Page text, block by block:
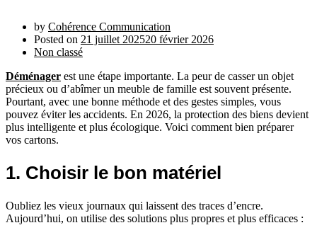
by Cohérence Communication
Posted on 21 juillet 202520 février 2026
Non classé
Déménager est une étape importante. La peur de casser un objet
précieux ou d’abîmer un meuble de famille est souvent présente.
Pourtant, avec une bonne méthode et des gestes simples, vous
pouvez éviter les accidents. En 2026, la protection des biens devient
plus intelligente et plus écologique. Voici comment bien préparer
vos cartons.
1. Choisir le bon matériel
Oubliez les vieux journaux qui laissent des traces d’encre.
Aujourd’hui, on utilise des solutions plus propres et plus efficaces :